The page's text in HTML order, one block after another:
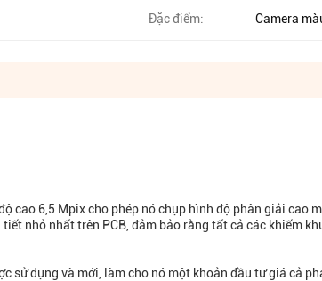
Đặc điểm: Camera
cao 6,5 Mpix cho phép nó chụp hình độ phân giải cao
nhỏ nhất trên PCB, đảm bảo rằng tất cả các khiếm
sử dụng và mới, làm cho nó một khoản đầu tư giá cả